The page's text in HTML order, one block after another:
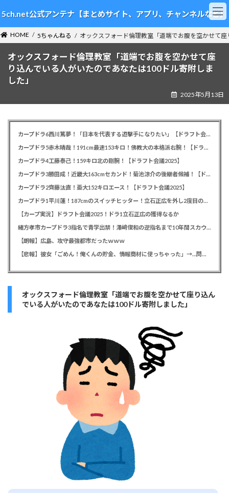
ン
テ
ン
ツ
ビ
ゲ
ー
シ
5ch.net公式アンテナ【まとめサイト、アプリ、チャンネルなど】
HOME 5ちゃんねる オックスフォード倫理教室「道端でお腹を空かせて
オックスフォード倫理教室「道端でお腹を空かせて座
り込んでいる人がいたのであなたは100ドル寄附しま
した」
2025年5月13日
カープドラ6西川篤夢！「日本を代表する遊撃手になりたい」【ドラフト会議2025】
カープドラ5赤木晴哉！191cm最速153キロ！佛教大の本格派右腕！【ドラフト会議2025】
カープドラ4工藤泰己！159キロ北の剛腕！【ドラフト会議2025】
カープドラ3勝田成！近畿大163cmセカンド！菊池涼介の後継者候補！【ドラフト会議2025】
カープドラ2齊藤汰直！亜大152キロエース！【ドラフト会議2025】
カープドラ1平川蓮！187cmのスイッチヒッター！立石正広を外し2度目の重複も新井監督がクジを引き当てる！【ドラフト会議2025】
【カープ実況】ドラフト会議2025！ドラ1立石正広の獲得なるか
緒方孝市カープドラ3指名で青学出禁！澤﨑俊和の逆指名まで10年間スカウト出禁
【朗報】広島、攻守最強都市だったｗｗｗ
【悲報】彼女「ごめん！俺くんの貯金、情報商材に使っちゃった」→…問い詰めたらギャン泣きされたんだが俺が悪いのか？
オックスフォード倫理教室「道端でお腹を空かせて座り込ん
でいる人がいたのであなたは100ドル寄附しました」